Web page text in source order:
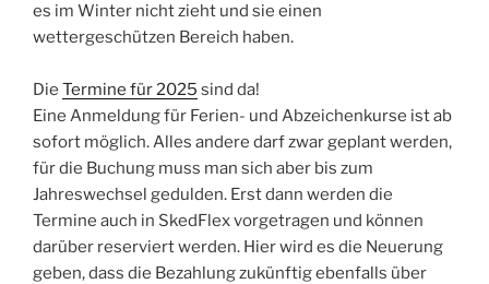
es im Winter nicht zieht und sie einen
wettergeschützen Bereich haben.
Die Termine für 2025 sind da!
Eine Anmeldung für Ferien- und Abzeichenkurse ist ab
sofort möglich. Alles andere darf zwar geplant werden,
für die Buchung muss man sich aber bis zum
Jahreswechsel gedulden. Erst dann werden die
Termine auch in SkedFlex vorgetragen und können
darüber reserviert werden. Hier wird es die Neuerung
geben, dass die Bezahlung zukünftig ebenfalls über